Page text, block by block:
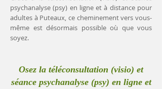
psychanalyse (psy) en ligne et à distance pour
adultes à Puteaux, ce cheminement vers vous-
même est désormais possible où que vous
soyez.
Osez la téléconsultation (visio) et
séance psychanalyse (psy) en ligne et